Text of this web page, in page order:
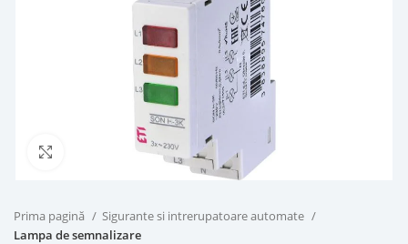
Click to enlarge
Prima pagină
Sigurante si intrerupatoare automate
Lampa de semnalizare